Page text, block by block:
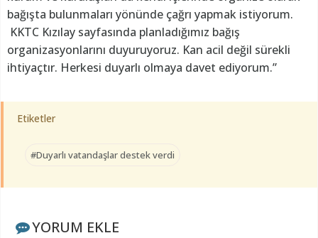
bağışta bulunmaları yönünde çağrı yapmak istiyorum.
KKTC Kızılay sayfasında planladığımız bağış
organizasyonlarını duyuruyoruz. Kan acil değil sürekli
ihtiyaçtır. Herkesi duyarlı olmaya davet ediyorum.”
Etiketler
#Duyarlı vatandaşlar destek verdi
YORUM EKLE